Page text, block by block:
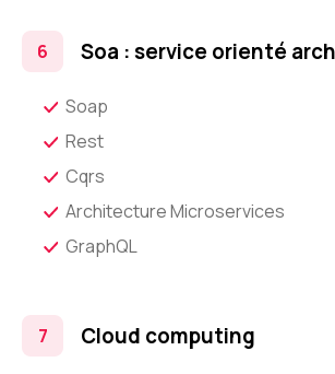
Soa : service orienté
Soap
Rest
Cqrs
Architecture Microservices
GraphQL
Cloud computing